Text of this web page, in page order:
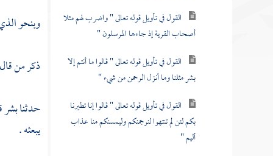
القول في تأويل قوله تعالى " واضرب لهم مثلا
أصحاب القرية إذ جاءها المرسلون "
القول في تأويل قوله تعالى " قالوا ما أنتم إلا
بشر مثلنا وما أنزل الرحمن من شيء "
القول في تأويل قوله تعالى " قالوا إنا تطيرنا
بكم لئن لم تنتهوا لنرجمنكم وليمسنكم منا عذاب
أليم "
وبنحو
ذكر من
حدثنابشر
يبعثه .